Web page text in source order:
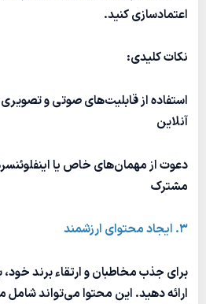
اعتمادسازی کنید.
نکات کلیدی:
آنلاین
دعوت از مهمان‌های خاص یا
مشترک
3. ایجاد محتوای ارزشمند
برای جذب مخاطبان و ارتقاء برند
ارائه دهید. این محتوا می‌تواند شامل